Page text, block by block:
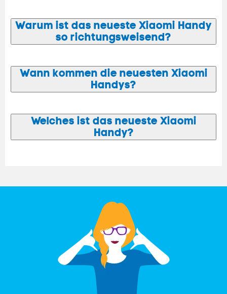
Warum ist das neueste Xiaomi Handy
so richtungsweisend?
Wann kommen die neuesten Xiaomi
Handys?
Welches ist das neueste Xiaomi
Handy?